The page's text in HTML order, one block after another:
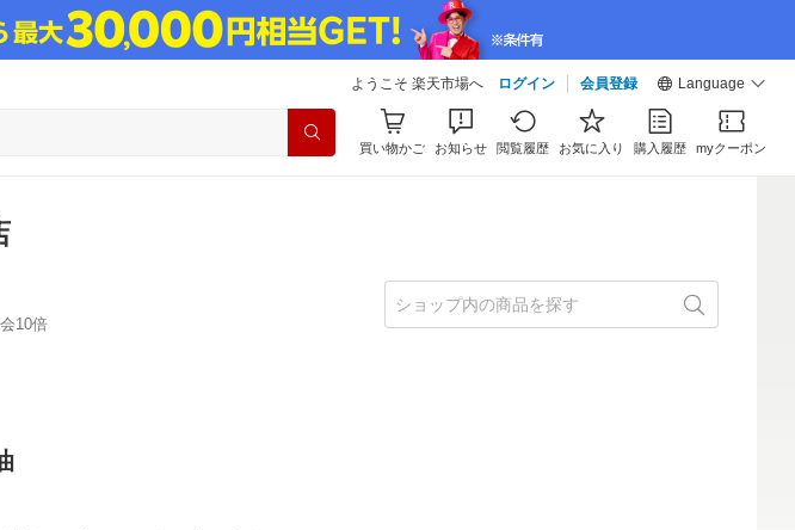
ようこそ 楽天市場へ ログイン 会員登録 Language
買い物かご お知らせ 閲覧履歴 お気に入り 購入履歴 myクーポン
10倍